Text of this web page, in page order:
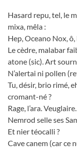
Hasard repu, tel, le
mixa, mêla :
Hep, Oceano Nox,
Le cèdre, malabar
atone (sic). Art
N’alertai ni pollen
Tu, désir, brio rimé,
cromant-né ?
Rage, l’ara.
Nemrod selle ses
Et nier téocalli ?
Cave canem (car ce